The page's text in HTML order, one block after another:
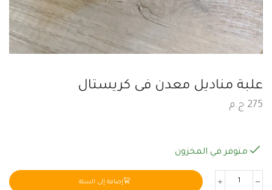
علبة مناديل معدن فى كريستال
275 ج.م
متوفر في المخزون
إضافة إلى السلة